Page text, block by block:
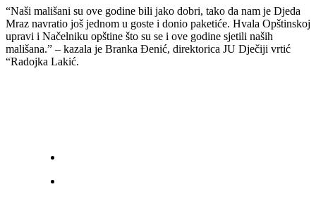
“Naši mališani su ove godine bili jako dobri, tako da nam je Djeda
Mraz navratio još jednom u goste i donio paketiće. Hvala Opštinskoj
upravi i Načelniku opštine što su se i ove godine sjetili naših
mališana.” – kazala je Branka Đenić, direktorica JU Dječiji vrtić
“Radojka Lakić.